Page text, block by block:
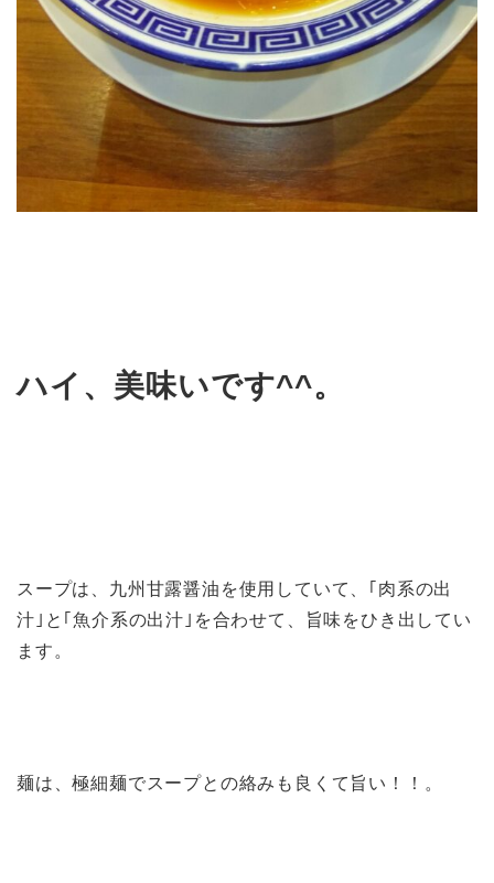
ハイ、美味いです^^。
スープは、九州甘露醤油を使用していて、｢肉系の出
汁｣と｢魚介系の出汁｣を合わせて、旨味をひき出してい
ます。
麺は、極細麺でスープとの絡みも良くて旨い！！。